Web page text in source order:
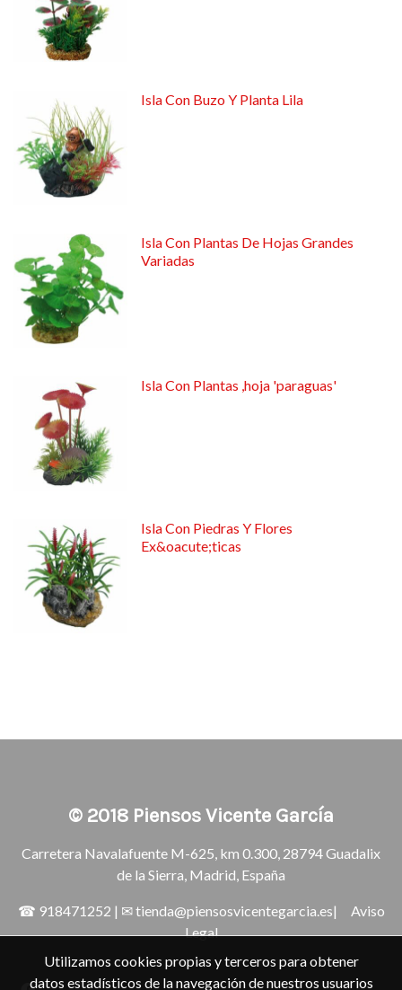
Isla Con Buzo Y Planta Lila
Isla Con Plantas De Hojas Grandes
Variadas
Isla Con Plantas ,hoja 'paraguas'
Isla Con Piedras Y Flores
Ex&oacute;ticas
© 2018 Piensos Vicente García
Carretera Navalafuente M-625, km 0.300, 28794 Guadalix
de la Sierra, Madrid, España
☎ 918471252 | ✉tienda@piensosvicentegarcia.es| Aviso
Legal
Utilizamos cookies propias y terceros para obtener
datos estadísticos de la navegación de nuestros usuarios